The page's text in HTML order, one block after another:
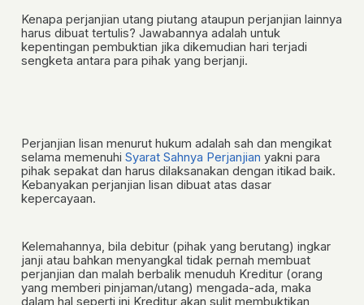
Kenapa perjanjian utang piutang ataupun perjanjian lainnya
harus dibuat tertulis? Jawabannya adalah untuk
kepentingan pembuktian jika dikemudian hari terjadi
sengketa antara para pihak yang berjanji.
Perjanjian lisan menurut hukum adalah sah dan mengikat
selama memenuhi Syarat Sahnya Perjanjian yakni para
pihak sepakat dan harus dilaksanakan dengan itikad baik.
Kebanyakan perjanjian lisan dibuat atas dasar
kepercayaan.
Kelemahannya, bila debitur (pihak yang berutang) ingkar
janji atau bahkan menyangkal tidak pernah membuat
perjanjian dan malah berbalik menuduh Kreditur (orang
yang memberi pinjaman/utang) mengada-ada, maka